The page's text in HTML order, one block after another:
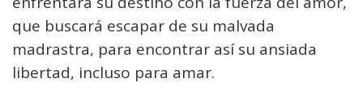
que buscará escapar de su malvada
madrastra, para encontrar así su ansiada
libertad, incluso para amar.